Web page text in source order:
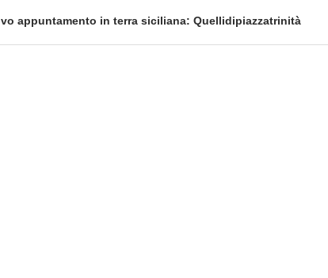
appuntamento in terra siciliana: Quellidipiazzatrinità